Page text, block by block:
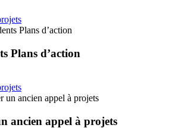
Plans d’action
Plans d’action
un ancien appel à projets
ancien appel à projets